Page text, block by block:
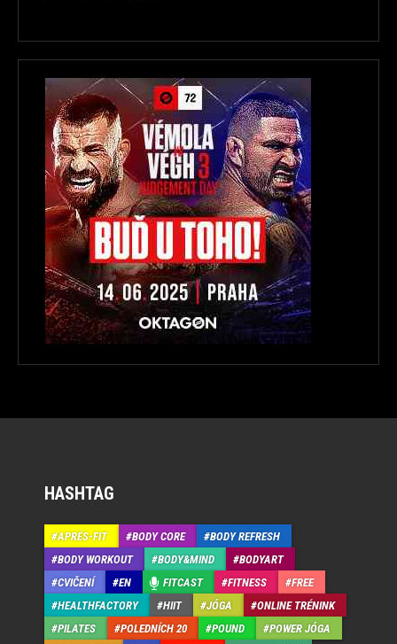
HASHTAG
APRÉS-FIT BODY CORE
BODY REFRESH
BODY WORKOUT
BODY&MIND
BODYART
CVIČENÍ
EN FITCAST FITNESS
FREE
HEALTHFACTORY
HIIT JÓGA
ONLINE TRÉNINK
PILATES
POLEDNÍCH 20 POUND
POWER JÓGA